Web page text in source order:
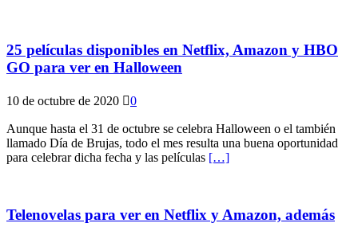
25 películas disponibles en Netflix, Amazon y HBO
GO para ver en Halloween
10 de octubre de 2020 0
Aunque hasta el 31 de octubre se celebra Halloween o el también
llamado Día de Brujas, todo el mes resulta una buena oportunidad
para celebrar dicha fecha y las películas […]
Telenovelas para ver en Netflix y Amazon, además